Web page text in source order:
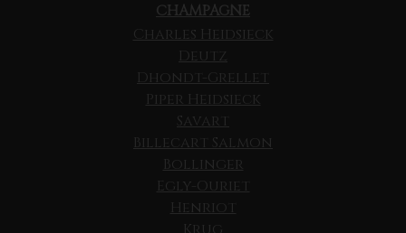
CHAMPAGNE
Charles Heidsieck
Deutz
Dhondt-Grellet
Piper Heidsieck
Savart
Billecart Salmon
Bollinger
Egly-Ouriet
Henriot